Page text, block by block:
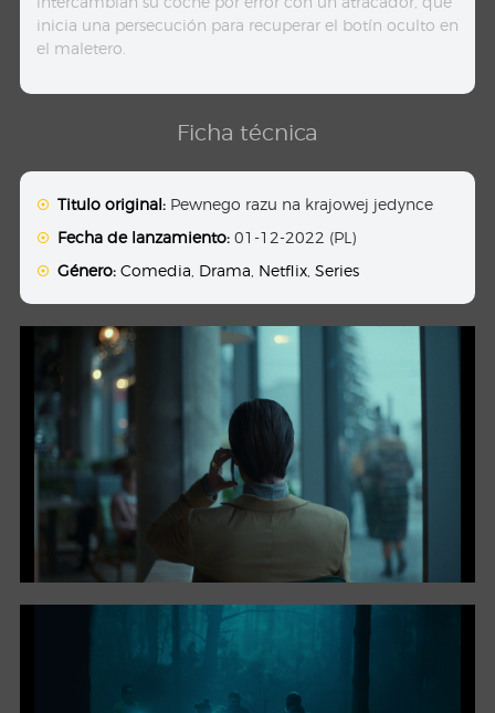
inicia una persecución para recuperar el botín oculto en
el maletero.
Ficha técnica
Titulo original: Pewnego razu na krajowej jedynce
Fecha de lanzamiento: 01-12-2022 (PL)
Género: Comedia Drama Netflix ,Series